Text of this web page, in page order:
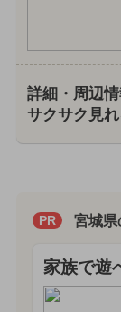
詳細・周辺
サクサク見れ
PR 宮城県
家族で遊